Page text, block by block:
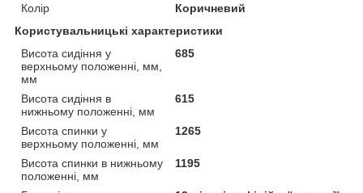
Колір
Коричневий
Користувальницькі характеристики
Висота сидіння у
верхньому положенні, мм,
мм
685
Висота сидіння в
нижньому положенні, мм
615
Висота спинки у
верхньому положенні, мм
1265
Висота спинки в нижньому
положенні, мм
1195